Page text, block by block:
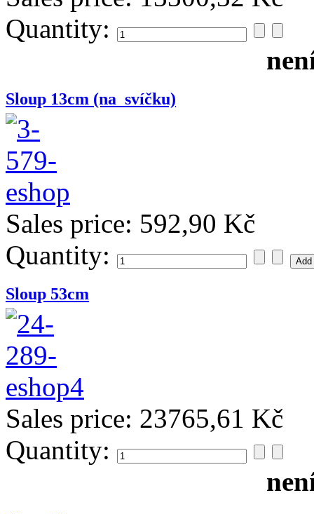
Quantity:
Sloup 13cm (na_svíčku)
Sales price: 592,90 Kč
Quantity:
Sloup 53cm
Sales price: 23765,61 Kč
Quantity: